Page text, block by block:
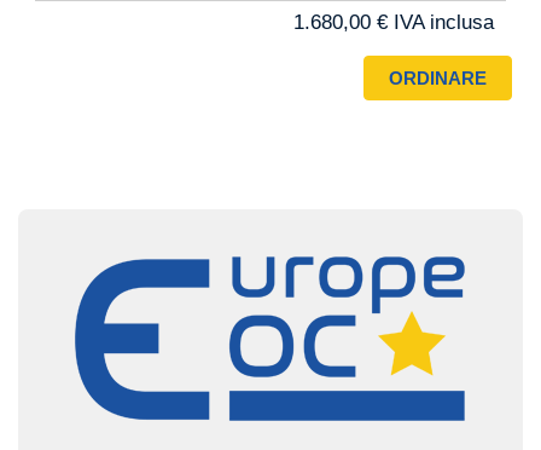
1.680,00 €